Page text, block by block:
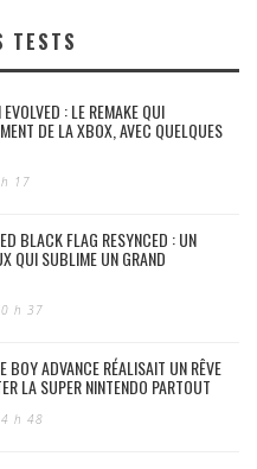
TESTS
: LE REMAKE QUI
DE LA XBOX, AVEC QUELQUES
17
BLACK FLAG RESYNCED : UN
QUI SUBLIME UN GRAND
h 37
BOY ADVANCE RÉALISAIT UN RÊVE
LA SUPER NINTENDO PARTOUT
h 48